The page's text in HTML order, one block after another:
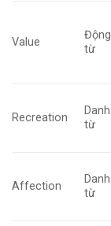
Value
Động
từ
Recreation
Danh
từ
Affection
Danh
từ